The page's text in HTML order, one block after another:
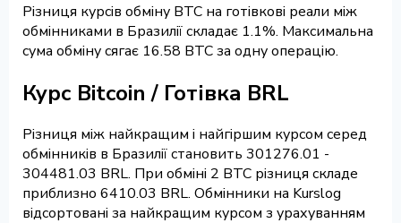
Різниця курсів обміну BTC на готівкові реали між
обмінниками в Бразилії складає 1.1%. Максимальна
сума обміну сягає 16.58 BTC за одну операцію.
Курс Bitcoin / Готівка BRL
Різниця між найкращим і найгіршим курсом серед
обмінників в Бразилії становить 301276.01 -
304481.03 BRL. При обміні 2 BTC різниця складе
приблизно 6410.03 BRL. Обмінники на Kurslog
відсортовані за найкращим курсом з урахуванням